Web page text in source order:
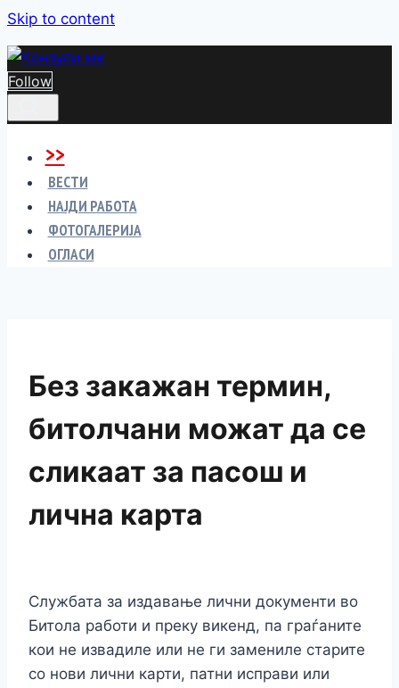
Skip to content
Follow
>>
ВЕСТИ
НАЈДИ РАБОТА
ФОТОГАЛЕРИЈА
ОГЛАСИ
Без закажан термин,
битолчани можат да се
сликаат за пасош и
лична карта
Службата за издавање лични документи во
Битола работи и преку викенд, па граѓаните
кои не извадиле или не ги замениле старите
со нови лични карти, патни исправи или